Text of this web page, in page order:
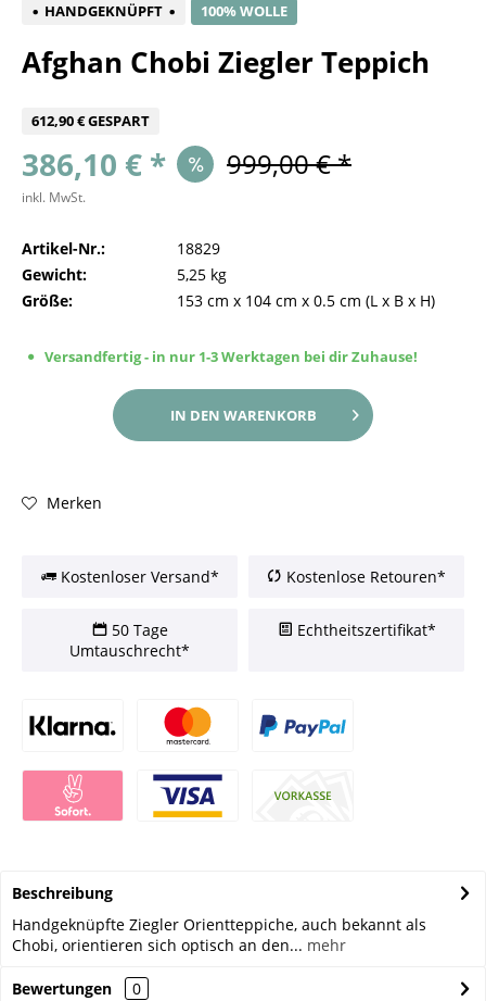
HANDGEKNÜPFT 100% WOLLE
Afghan Chobi Ziegler Teppich
612,90 € GESPART
386,10 € * 999,00 € *
inkl. MwSt.
Artikel-Nr.:
18829
Gewicht:
5,25 kg
Größe:
153 cm x 104 cm x 0.5 cm (L x B x H)
Versandfertig - in nur 1-3 Werktagen bei dir Zuhause!
IN DEN WARENKORB
Merken
Kostenloser Versand* Kostenlose Retouren*
50 Tage
Umtauschrecht*
Echtheitszertifikat*
Beschreibung
Handgeknüpfte Ziegler Orientteppiche, auch bekannt als
Chobi, orientieren sich optisch an den... mehr
Bewertungen
0